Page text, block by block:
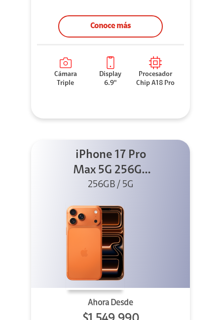
Conoce más
Cámara
Triple
Display
6.9"
Procesador
Chip A18 Pro
iPhone 17 Pro
Max 5G 256GB
Cosmic Orange
256GB / 5G
Ahora Desde